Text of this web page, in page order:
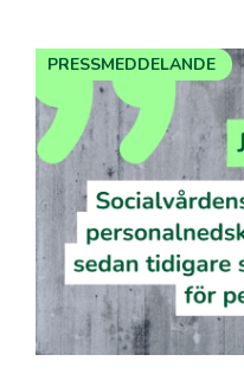
PRESSMEDDELANDE